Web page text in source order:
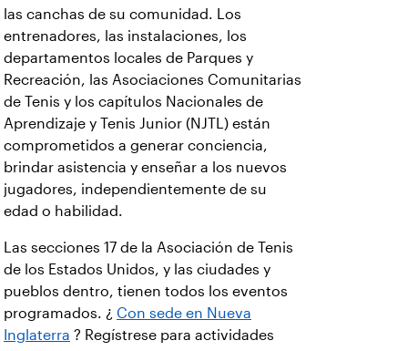
las canchas de su comunidad. Los
entrenadores, las instalaciones, los
departamentos locales de Parques y
Recreación, las Asociaciones Comunitarias
de Tenis y los capítulos Nacionales de
Aprendizaje y Tenis Junior (NJTL) están
comprometidos a generar conciencia,
brindar asistencia y enseñar a los nuevos
jugadores, independientemente de su
edad o habilidad.
Las secciones 17 de la Asociación de Tenis
de los Estados Unidos, y las ciudades y
pueblos dentro, tienen todos los eventos
programados. ¿ Con sede en Nueva
Inglaterra ? Regístrese para actividades